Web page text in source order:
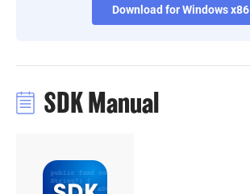
Mexico
Netherlands
Download for Windows x86
SDK Manual